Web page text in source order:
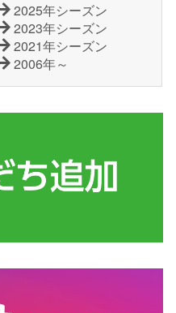
2025年シーズン
2023年シーズン
2021年シーズン
2006年～